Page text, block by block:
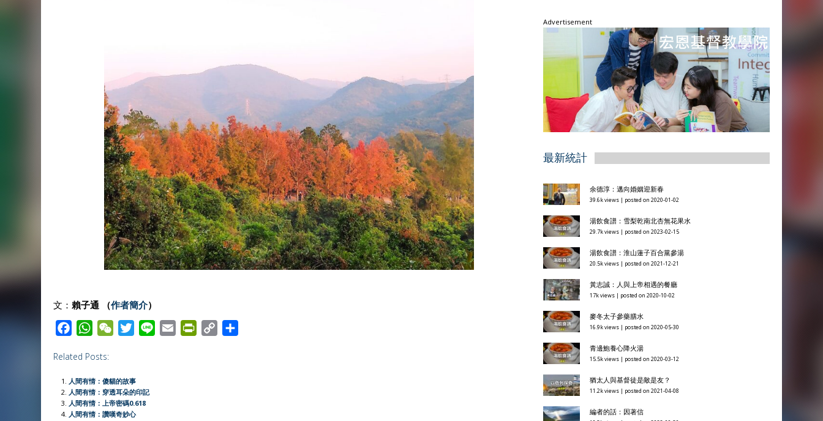
文： 賴子通 （作者簡介）
c
e
b
o
W
a
t
s
A
W
h
a
t
t
t
e
Related Posts:
人間有情：傻貓的故事
人間有情：穿透耳朵的印記
人間有情：上帝密碼0.618
人間有情：讚嘆奇妙心
Advertisement
最新統計
余德淳：邁向婚姻迎新春
39.6k views | posted on 2020-01-02
湯飲食譜：雪梨乾南北杏無花果水
29.7k views | posted on 2023-02-15
湯飲食譜：淮山蓮子百合黨參湯
20.5k views | posted on 2021-12-21
黃志誠：人與上帝相遇的餐廳
17k views | posted on 2020-10-02
麥冬太子參藥膳水
16.9k views | posted on 2020-05-30
青邊鮑養心降火湯
15.5k views | posted on 2020-03-12
猶太人與基督徒是敵是友？
11.2k views | posted on 2021-04-08
編者的話：因著信